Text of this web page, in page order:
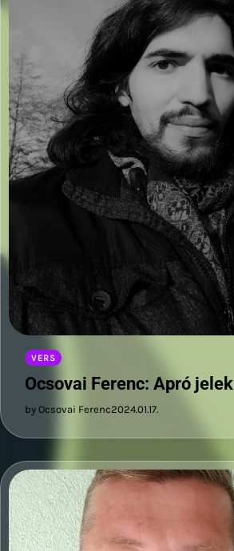
VERS
Ocsovai Ferenc: Apró jelek
by Ocsovai Ferenc2024.01.17.